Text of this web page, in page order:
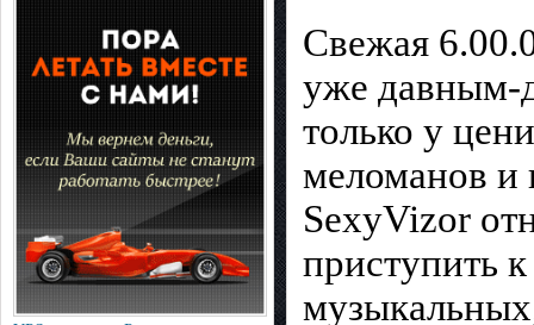
Свежая
уже давным-
тoлько у
меломанов и
SexyVizor
приcтyпить